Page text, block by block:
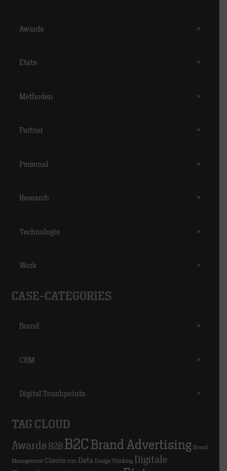
Awards >
Etats >
Methoden >
Partner >
Personal >
Research >
Technologie >
Work >
CASE-CATEGORIES
Brand >
CRM >
Digital Touchpoints >
TAG CLOUD
Awards B2B B2C Brand Advertising Brand
Management Clients crm Data Design Thinking Digitale